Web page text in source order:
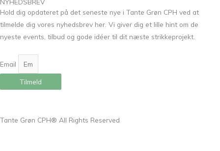
Hold dig opdateret på det seneste nye i Tante Grøn CPH ved at
tilmelde dig vores nyhedsbrev her. Vi giver dig et lille hint om de
nyeste events, tilbud og gode idéer til dit næste strikkeprojekt.
Email
Tilmeld
Tante Grøn CPH® All Rights Reserved